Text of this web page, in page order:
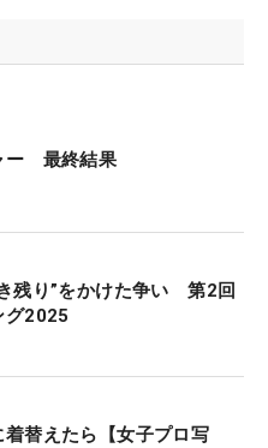
ー 最終結果
き残り”をかけた争い 第2回
グ2025
替えたら【女子プロ写